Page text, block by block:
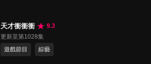
天才衝衝衝
9.3
更新至第1028集
遊戲節目
綜藝